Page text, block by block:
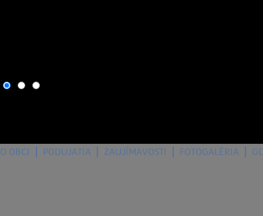
O OBCI PODUJATIA ZAUJÍMAVOSTI FOTOGALÉRIA